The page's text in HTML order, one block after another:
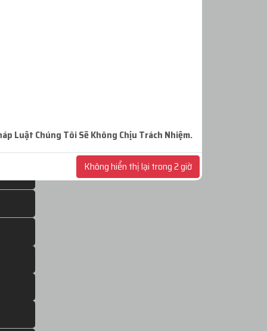
Luật Chúng Tôi Sẽ Không Chịu Trách Nhiệm.
Không hiển thị lại trong 2 giờ